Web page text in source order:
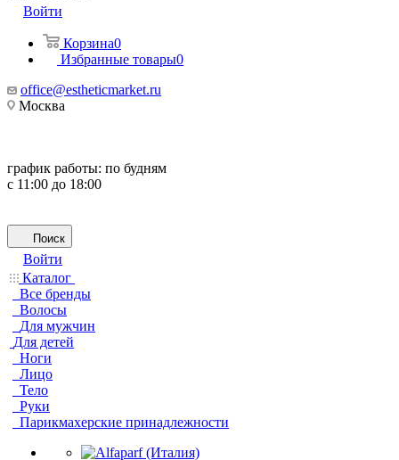
Войти
Корзина0
Избранные товары0
office@estheticmarket.ru
Москва
график работы: по будням
с 11:00 до 18:00
Поиск
Войти
Каталог
Все бренды
Волосы
Для мужчин
Для детей
Ноги
Лицо
Тело
Руки
Парикмахерские принадлежности